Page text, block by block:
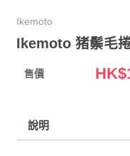
Ikemoto
Ikemoto 猪鬃毛
售價 HK$
說明